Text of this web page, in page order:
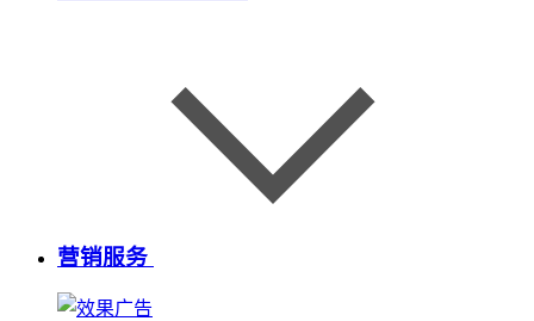
营销服务